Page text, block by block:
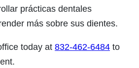
prácticas dentales
más sobre sus dientes.
today at 832-462-6484 to